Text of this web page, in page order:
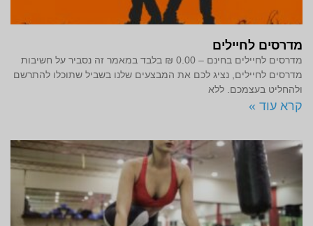
מדרסים לחיילים
מדרסים לחיילים בחינם – 0.00 ₪ בלבד במאמר זה נסביר על חשיבות
מדרסים לחיילים, נציג לכם את המבצעים שלנו בשביל שתוכלו להתרשם
ולהחליט בעצמכם. ללא
קרא עוד »